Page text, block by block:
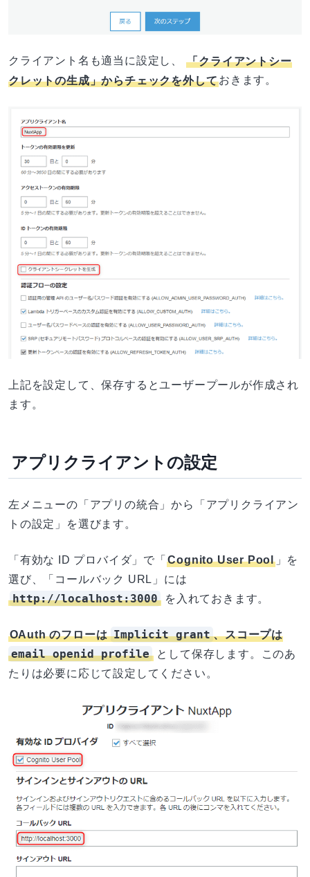
クライアント名も適当に設定し、 「クライアントシー
クレットの生成」からチェックを外しておきます。
上記を設定して、保存するとユーザープールが作成され
ます。
アプリクライアントの設定
左メニューの「アプリの統合」から「アプリクライアン
トの設定」を選びます。
「有効な ID プロバイダ」で「 Cognito User Pool」を
選び、「コールバック URL」には
http://localhost:3000 を入れておきます。
OAuth のフローは Implicit grant 、スコープは
email openid profile として保存します。このあ
たりは必要に応じて設定してください。